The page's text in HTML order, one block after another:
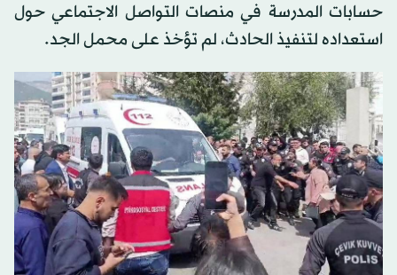
حسابات المدرسة في منصات التواصل الاجتماعي حول
استعداده لتنفيذ الحادث، لم تؤخذ على محمل الجد.